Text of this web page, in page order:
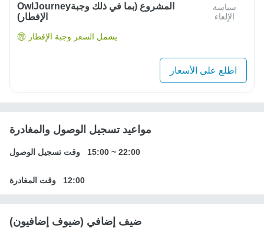
OwlJourneyالمشروع (بما في ذلك وجبة
الإفطار)
سياسة
الإلغاء
يشمل السعر وجبة الإفطار
اطلع على الأسعار
مواعيد تسجيل الوصول والمغادرة
وقت تسجيل الوصول 15:00 ~ 22:00
وقت المغادرة 12:00
ضيف إضافي (ضيوف إضافيون)